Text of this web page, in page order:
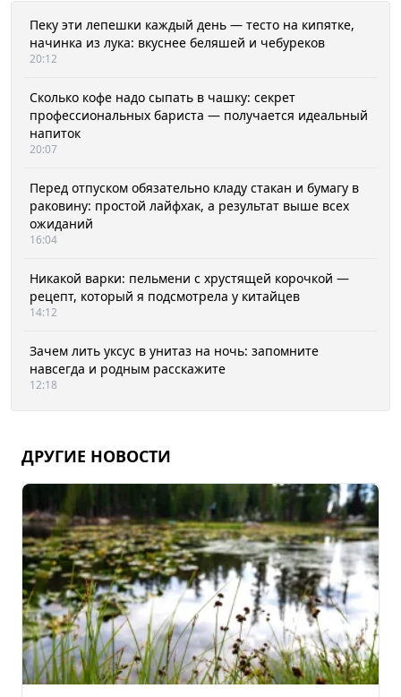
Пеку эти лепешки каждый день — тесто на кипятке,
начинка из лука: вкуснее беляшей и чебуреков
20:12
Сколько кофе надо сыпать в чашку: секрет
профессиональных бариста — получается идеальный
напиток
20:07
Перед отпуском обязательно кладу стакан и бумагу в
раковину: простой лайфхак, а результат выше всех
ожиданий
16:04
Никакой варки: пельмени с хрустящей корочкой —
рецепт, который я подсмотрела у китайцев
14:12
Зачем лить уксус в унитаз на ночь: запомните
навсегда и родным расскажите
12:18
ДРУГИЕ НОВОСТИ